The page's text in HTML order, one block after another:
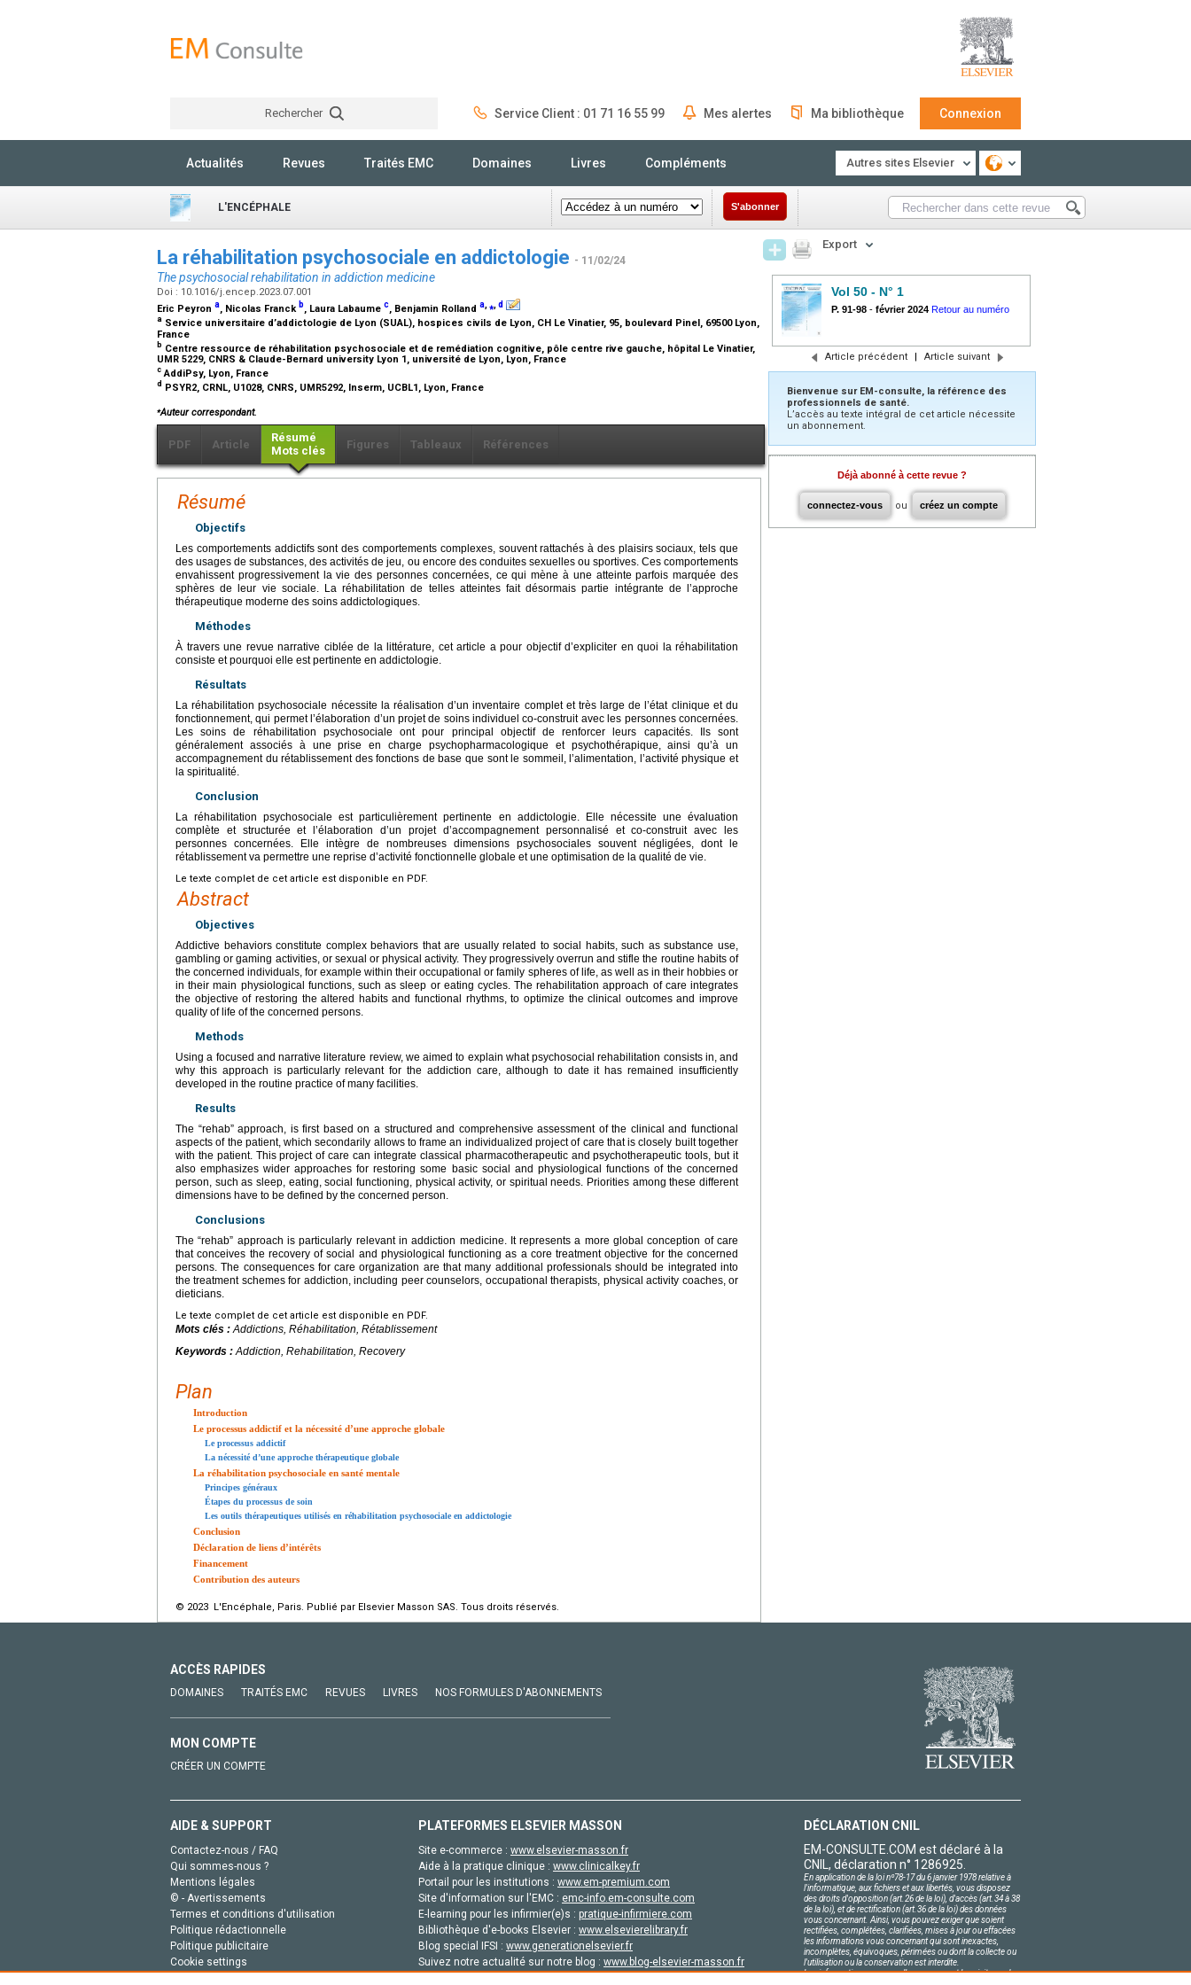
Rechercher Service Client : 01 71 16 55 99 Mes alertes Ma bibliothèque Connexion
Actualités Revues Traités EMC Domaines Livres Compléments Autres sites Elsevier
L'ENCÉPHALE S'abonner
La réhabilitation psychosociale en addictologie - 11/02/24
The psychosocial rehabilitation in addiction medicine
Doi : 10.1016/j.encep.2023.07.001
Eric Peyron a, Nicolas Franck b, Laura Labaume c, Benjamin Rolland a,⁎,d
a Service universitaire d’addictologie de Lyon (SUAL), hospices civils de Lyon, CH Le Vinatier, 95, boulevard Pinel, 69500 Lyon,
France
b Centre ressource de réhabilitation psychosociale et de remédiation cognitive, pôle centre rive gauche, hôpital Le Vinatier,
UMR 5229, CNRS & Claude-Bernard university Lyon 1, université de Lyon, Lyon, France
c AddiPsy, Lyon, France
d PSYR2, CRNL, U1028, CNRS, UMR5292, Inserm, UCBL1, Lyon, France
⁎Auteur correspondant.
PDF Article
Résumé
Mots clés
Figures Tableaux Références
Résumé
Objectifs
Les comportements addictifs sont des comportements complexes, souvent rattachés à des plaisirs sociaux, tels que
des usages de substances, des activités de jeu, ou encore des conduites sexuelles ou sportives. Ces comportements
envahissent progressivement la vie des personnes concernées, ce qui mène à une atteinte parfois marquée des
sphères de leur vie sociale. La réhabilitation de telles atteintes fait désormais partie intégrante de l’approche
thérapeutique moderne des soins addictologiques.
Méthodes
À travers une revue narrative ciblée de la littérature, cet article a pour objectif d’expliciter en quoi la réhabilitation
consiste et pourquoi elle est pertinente en addictologie.
Résultats
La réhabilitation psychosociale nécessite la réalisation d’un inventaire complet et très large de l’état clinique et du
fonctionnement, qui permet l’élaboration d’un projet de soins individuel co-construit avec les personnes concernées.
Les soins de réhabilitation psychosociale ont pour principal objectif de renforcer leurs capacités. Ils sont
généralement associés à une prise en charge psychopharmacologique et psychothérapique, ainsi qu’à un
accompagnement du rétablissement des fonctions de base que sont le sommeil, l’alimentation, l’activité physique et
la spiritualité.
Conclusion
La réhabilitation psychosociale est particulièrement pertinente en addictologie. Elle nécessite une évaluation
complète et structurée et l’élaboration d’un projet d’accompagnement personnalisé et co-construit avec les
personnes concernées. Elle intègre de nombreuses dimensions psychosociales souvent négligées, dont le
rétablissement va permettre une reprise d’activité fonctionnelle globale et une optimisation de la qualité de vie.
Le texte complet de cet article est disponible en PDF.
Abstract
Objectives
Addictive behaviors constitute complex behaviors that are usually related to social habits, such as substance use,
gambling or gaming activities, or sexual or physical activity. They progressively overrun and stifle the routine habits of
the concerned individuals, for example within their occupational or family spheres of life, as well as in their hobbies or
in their main physiological functions, such as sleep or eating cycles. The rehabilitation approach of care integrates
the objective of restoring the altered habits and functional rhythms, to optimize the clinical outcomes and improve
quality of life of the concerned persons.
Methods
Using a focused and narrative literature review, we aimed to explain what psychosocial rehabilitation consists in, and
why this approach is particularly relevant for the addiction care, although to date it has remained insufficiently
developed in the routine practice of many facilities.
Results
The “rehab” approach, is first based on a structured and comprehensive assessment of the clinical and functional
aspects of the patient, which secondarily allows to frame an individualized project of care that is closely built together
with the patient. This project of care can integrate classical pharmacotherapeutic and psychotherapeutic tools, but it
also emphasizes wider approaches for restoring some basic social and physiological functions of the concerned
person, such as sleep, eating, social functioning, physical activity, or spiritual needs. Priorities among these different
dimensions have to be defined by the concerned person.
Conclusions
The “rehab” approach is particularly relevant in addiction medicine. It represents a more global conception of care
that conceives the recovery of social and physiological functioning as a core treatment objective for the concerned
persons. The consequences for care organization are that many additional professionals should be integrated into
the treatment schemes for addiction, including peer counselors, occupational therapists, physical activity coaches, or
dieticians.
Le texte complet de cet article est disponible en PDF.
Mots clés :Addictions, Réhabilitation, Rétablissement
Keywords :Addiction, Rehabilitation, Recovery
Plan
Introduction
Le processus addictif et la nécessité d’une approche globale
Le processus addictif
La nécessité d’une approche thérapeutique globale
La réhabilitation psychosociale en santé mentale
Principes généraux
Étapes du processus de soin
Les outils thérapeutiques utilisés en réhabilitation psychosociale en addictologie
Conclusion
Déclaration de liens d’intérêts
Financement
Contribution des auteurs
© 2023 L'Encéphale, Paris. Publié par Elsevier Masson SAS. Tous droits réservés.
Export
Vol 50 - N° 1
P. 91-98 - février 2024 Retour au numéro
Article précédent | Article suivant
Bienvenue sur EM-consulte, la référence des
professionnels de santé.
L’accès au texte intégral de cet article nécessite
un abonnement.
Déjà abonné à cette revue ?
connectez-vous ou créez un compte
ACCÈS RAPIDES
DOMAINES TRAITÉS EMC REVUES LIVRES NOS FORMULES D'ABONNEMENTS
MON COMPTE
CRÉER UN COMPTE
AIDE & SUPPORT
Contactez-nous / FAQ
Qui sommes-nous ?
Mentions légales
© - Avertissements
Termes et conditions d'utilisation
Politique rédactionnelle
Politique publicitaire
Cookie settings
PLATEFORMES ELSEVIER MASSON
Site e-commerce : www.elsevier-masson.fr
Aide à la pratique clinique : www.clinicalkey.fr
Portail pour les institutions : www.em-premium.com
Site d'information sur l'EMC : emc-info.em-consulte.com
E-learning pour les infirmier(e)s : pratique-infirmiere.com
Bibliothèque d'e-books Elsevier : www.elsevierelibrary.fr
Blog special IFSI : www.generationelsevier.fr
Suivez notre actualité sur notre blog : www.blog-elsevier-masson.fr
DÉCLARATION CNIL
EM-CONSULTE.COM est déclaré à la
CNIL, déclaration n° 1286925.
En application de la loi nº78-17 du 6 janvier 1978 relative à
l'informatique, aux fichiers et aux libertés, vous disposez
des droits d'opposition (art.26 de la loi), d'accès (art.34 à 38
de la loi), et de rectification (art.36 de la loi) des données
vous concernant. Ainsi, vous pouvez exiger que soient
rectifiées, complétées, clarifiées, mises à jour ou effacées
les informations vous concernant qui sont inexactes,
incomplètes, équivoques, périmées ou dont la collecte ou
l'utilisation ou la conservation est interdite.
Les informations personnelles concernant les visiteurs de